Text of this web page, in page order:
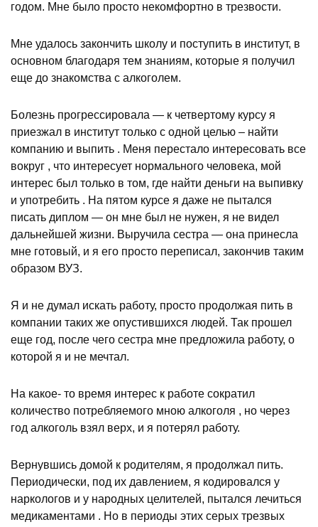
годом. Мне было просто некомфортно в трезвости.
Мне удалось закончить школу и поступить в институт, в
основном благодаря тем знаниям, которые я получил
еще до знакомства с алкоголем.
Болезнь прогрессировала — к четвертому курсу я
приезжал в институт только с одной целью – найти
компанию и выпить . Меня перестало интересовать все
вокруг , что интересует нормального человека, мой
интерес был только в том, где найти деньги на выпивку
и употребить . На пятом курсе я даже не пытался
писать диплом — он мне был не нужен, я не видел
дальнейшей жизни. Выручила сестра — она принесла
мне готовый, и я его просто переписал, закончив таким
образом ВУЗ.
Я и не думал искать работу, просто продолжая пить в
компании таких же опустившихся людей. Так прошел
еще год, после чего сестра мне предложила работу, о
которой я и не мечтал.
На какое- то время интерес к работе сократил
количество потребляемого мною алкоголя , но через
год алкоголь взял верх, и я потерял работу.
Вернувшись домой к родителям, я продолжал пить.
Периодически, под их давлением, я кодировался у
наркологов и у народных целителей, пытался лечиться
медикаментами . Но в периоды этих серых трезвых